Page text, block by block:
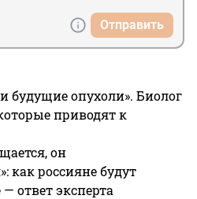
Отправить
будущие опухоли». Биолог
приводят к
он
как россияне будут
ответ эксперта